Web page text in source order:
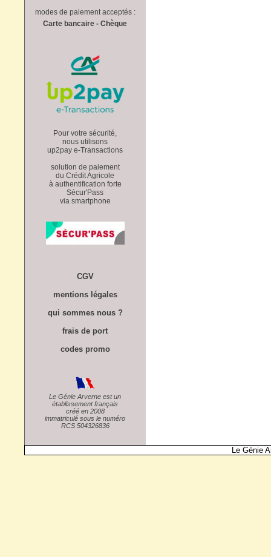
modes de paiement acceptés :
Carte bancaire - Chèque
Pour votre sécurité,
nous utilisons
up2pay e-Transactions
solution de paiement
du Crédit Agricole
à authentification forte
Sécur'Pass
via smartphone
CGV
mentions légales
qui sommes nous ?
frais de port
codes promo
Le Génie Arverne est un
établissement français
créé en 2008
immatriculé sous le numéro
RCS 504326836
Le Génie